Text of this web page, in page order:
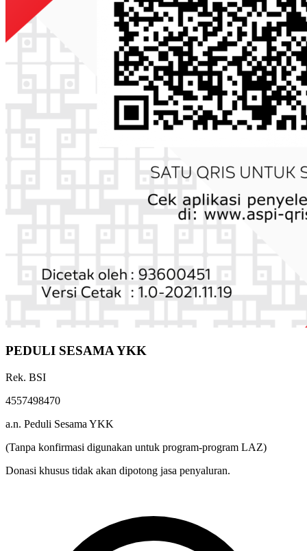
PEDULI SESAMA YKK
Rek. BSI
4557498470
a.n. Peduli Sesama YKK
(Tanpa konfirmasi digunakan untuk program-program LAZ)
Donasi khusus tidak akan dipotong jasa penyaluran.